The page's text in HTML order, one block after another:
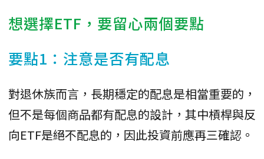
想選擇ETF，要留心兩個要點
要點1：注意是否有配息
對退休族而言，長期穩定的配息是相當重要的，
但不是每個商品都有配息的設計，其中槓桿與反
向ETF是絕不配息的，因此投資前應再三確認。